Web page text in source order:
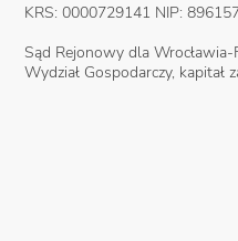
KRS: 0000729141 NIP:
Sąd Rejonowy dla
Wydział Gospodarczy, kapitał